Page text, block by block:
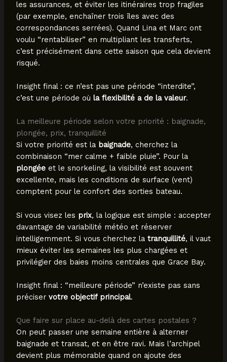
les assurances, et éviter les itinéraires trop fragiles
(par exemple, enchaîner trois îles avec des
correspondances serrées). Quand Lina et Marc ont
voulu “rentabiliser” en multipliant les transferts,
c’est précisément dans cette saison que cela devient
risqué.
Insight final : ce n’est pas une période “interdite”,
c’est une période où la flexibilité a de la valeur.
La meilleure période selon votre priorité : baignade,
plongée, prix, tranquillité
Si votre priorité est la baignade, cherchez la
combinaison “mer calme + faible pluie”. Pour la
plongéeet le snorkeling, la visibilité est souvent
excellente, mais les conditions de surface (vent)
comptent pour le confort des sorties bateau.
Si vous visez les prix, la logique est simple : accepter
davantage de variabilité météo et réserver
intelligemment. Si vous cherchez la tranquillité, il vaut
mieux éviter les semaines les plus chargées et
privilégier des baies moins centrales que Grace Bay.
Insight final : “meilleure période” n’existe pas sans
préciser votre objectif principal.
Que faire sur place au-delà des cartes postales ?
On peut passer une semaine entière à alterner
baignade et transat, et en être ravi. Mais l’archipel
devient plus mémorable quand on ajoute des